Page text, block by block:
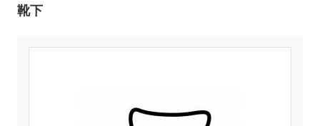
靴下